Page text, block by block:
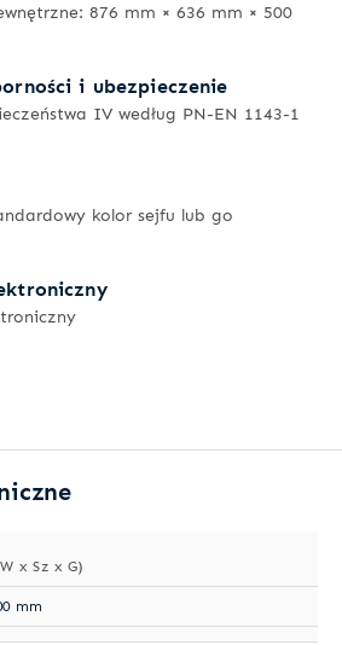
876 mm × 636 mm × 500
i ubezpieczenie
IV według PN-EN 1143-1
kolor sejfu lub go
x Sz x G)
mm